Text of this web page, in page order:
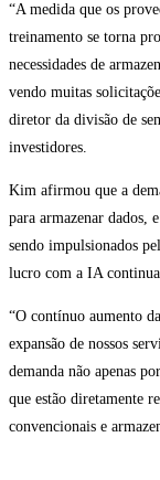
“A medida que os
treinamento se torna
necessidades de
vendo muitas
diretor da divisão de
investidores.
Kim afirmou que a
para armazenar dados,
sendo impulsionados
lucro com a IA
“O contínuo aumento
expansão de nossos
demanda não apenas
que estão diretamente
convencionais e